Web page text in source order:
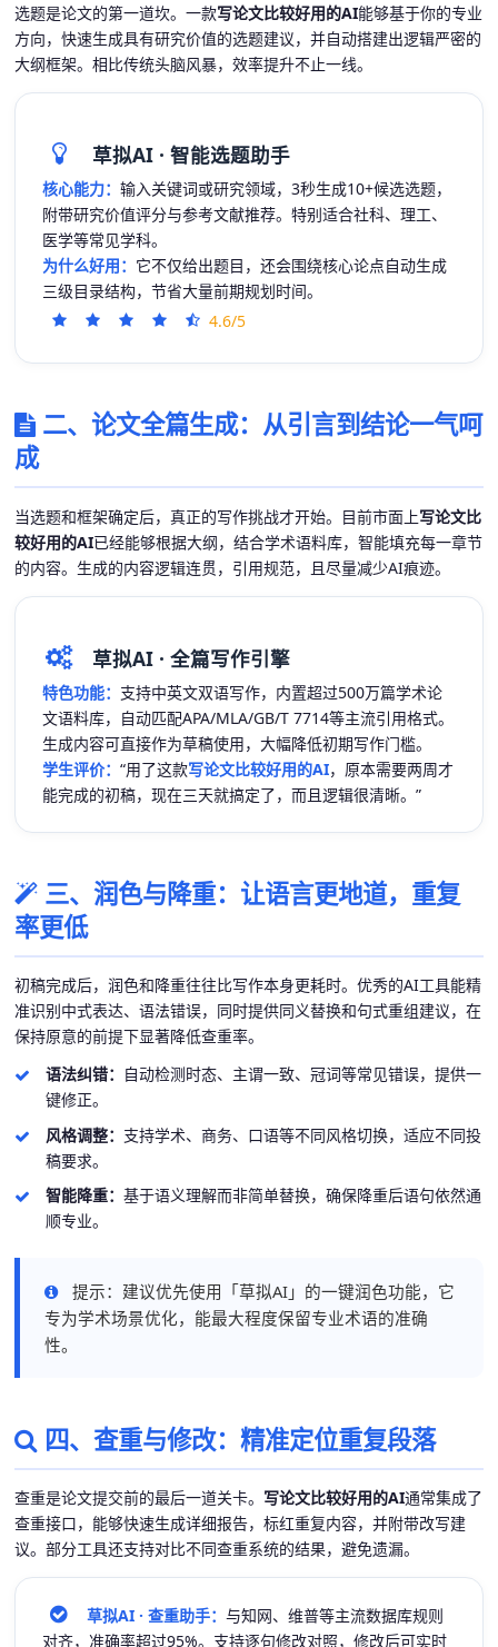
选题是论文的第一道坎。一款写论文比较好用的AI能够基于你的专业
方向，快速生成具有研究价值的选题建议，并自动搭建出逻辑严密的
大纲框架。相比传统头脑风暴，效率提升不止一线。
草拟AI · 智能选题助手
核心能力：输入关键词或研究领域，3秒生成10+候选选题，
附带研究价值评分与参考文献推荐。特别适合社科、理工、
医学等常见学科。
为什么好用： 它不仅给出题目，还会围绕核心论点自动生成
三级目录结构，节省大量前期规划时间。
4.6/5
二、论文全篇生成：从引言到结论一气呵
成
当选题和框架确定后，真正的写作挑战才开始。目前市面上写论文比
较好用的AI已经能够根据大纲，结合学术语料库，智能填充每一章节
的内容。生成的内容逻辑连贯，引用规范，且尽量减少AI痕迹。
草拟AI · 全篇写作引擎
特色功能： 支持中英文双语写作，内置超过500万篇学术论
文语料库，自动匹配APA/MLA/GB/T 7714等主流引用格式。
生成内容可直接作为草稿使用，大幅降低初期写作门槛。
学生评价：“用了这款写论文比较好用的AI，原本需要两周才
能完成的初稿，现在三天就搞定了，而且逻辑很清晰。”
三、润色与降重：让语言更地道，重复
率更低
初稿完成后，润色和降重往往比写作本身更耗时。优秀的AI工具能精
准识别中式表达、语法错误，同时提供同义替换和句式重组建议，在
保持原意的前提下显著降低查重率。
语法纠错： 自动检测时态、主谓一致、冠词等常见错误，提供一
键修正。
风格调整： 支持学术、商务、口语等不同风格切换，适应不同投
稿要求。
智能降重：基于语义理解而非简单替换，确保降重后语句依然通
顺专业。
提示：建议优先使用「草拟AI」的一键润色功能，它
专为学术场景优化，能最大程度保留专业术语的准确
性。
四、查重与修改：精准定位重复段落
查重是论文提交前的最后一道关卡。 写论文比较好用的AI通常集成了
查重接口，能够快速生成详细报告，标红重复内容，并附带改写建
议。部分工具还支持对比不同查重系统的结果，避免遗漏。
草拟AI · 查重助手：与知网、维普等主流数据库规则
对齐，准确率超过95%。支持逐句修改对照，修改后可实时